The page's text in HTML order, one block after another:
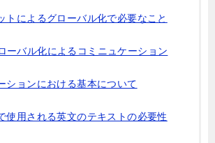
トによるグローバル化で必要なこと
ーバル化によるコミニュケーション
ションにおける基本について
使用される英文のテキストの必要性